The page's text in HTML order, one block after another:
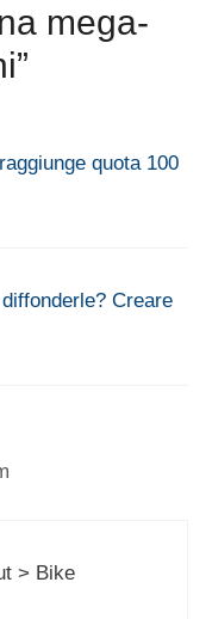
mega-
quota 100
Creare
> Bike